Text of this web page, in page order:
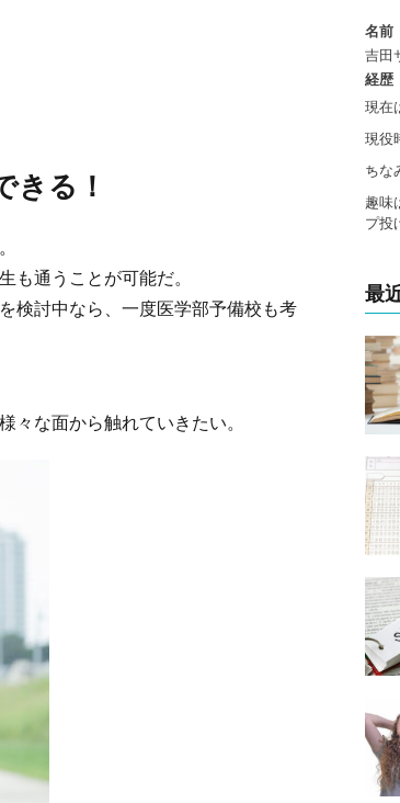
きる！
も通うことが可能だ。
検討中なら、一度医学部予備校も考
々な面から触れていきたい。
名前
吉田
経歴
現在
現役
ちな
趣味
プ投
最